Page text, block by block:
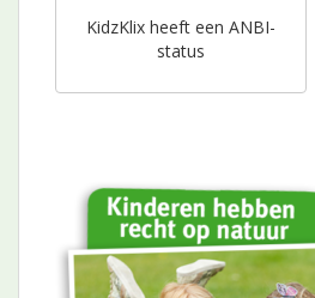
KidzKlix heeft een ANBI-
status